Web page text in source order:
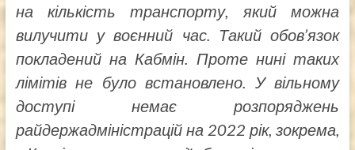
на кількість транспорту, який можна
вилучити у воєнний час. Такий обов’язок
покладений на Кабмін. Проте нині таких
лімітів не було встановлено. У вільному
доступі немає розпоряджень
райдержадміністрацій на 2022 рік, зокрема,